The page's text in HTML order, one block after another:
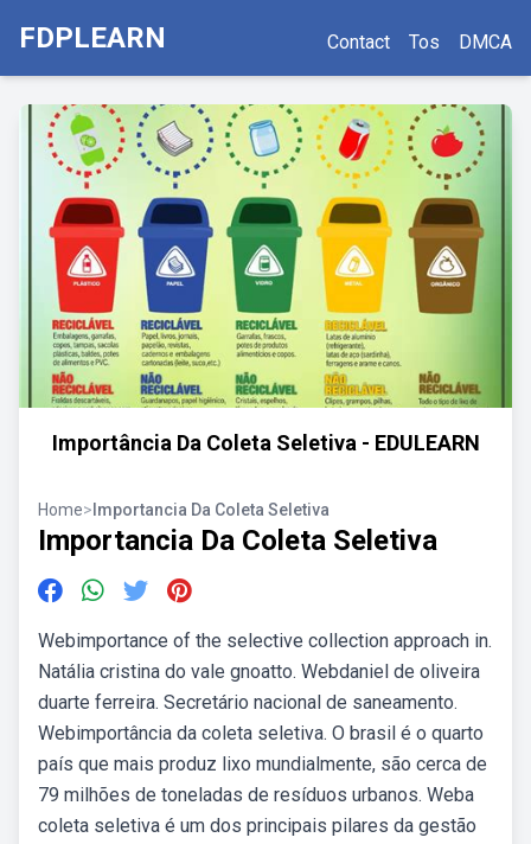
FDPLEARN Contact Tos DMCA
Importância Da Coleta Seletiva - EDULEARN
Home> Importancia Da Coleta Seletiva
Importancia Da Coleta Seletiva
Webimportance of the selective collection approach in.
Natália cristina do vale gnoatto. Webdaniel de oliveira
duarte ferreira. Secretário nacional de saneamento.
Webimportância da coleta seletiva. O brasil é o quarto
país que mais produz lixo mundialmente, são cerca de
79 milhões de toneladas de resíduos urbanos. Weba
coleta seletiva é um dos principais pilares da gestão